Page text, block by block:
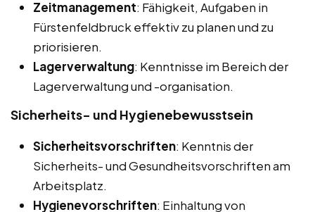
Zeitmanagement: Fähigkeit, Aufgaben in
Fürstenfeldbruck effektiv zu planen und zu
priorisieren.
Lagerverwaltung: Kenntnisse im Bereich der
Lagerverwaltung und -organisation.
Sicherheits- und Hygienebewusstsein
Sicherheitsvorschriften: Kenntnis der
Sicherheits- und Gesundheitsvorschriften am
Arbeitsplatz.
Hygienevorschriften: Einhaltung von